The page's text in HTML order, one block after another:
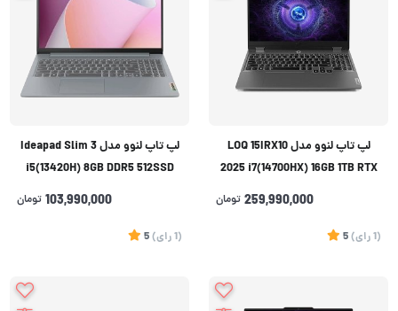
لپ تاپ لنوو مدل LOQ 15IRX10
2025 i7(14700HX) 16GB 1TB RTX
5050
259,990,000 تومان
(1 رای)
5
لپ تاپ لنوو مدل Ideapad Slim 3
i5(13420H) 8GB DDR5 512SSD
intel
103,990,000 تومان
(1 رای)
5